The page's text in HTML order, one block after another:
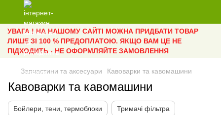
УВАГА ! НА НАШОМУ САЙТІ МОЖНА ПРИДБАТИ ТОВАР
ЛИШЕ ЗІ 100 % ПРЕДОПЛАТОЮ. ЯКЩО ВАМ ЦЕ НЕ
ПІДХОДИТЬ - НЕ ОФОРМЛЯЙТЕ ЗАМОВЛЕННЯ
Запчастини та аксесуари Кавоварки та кавомашини
Кавоварки та кавомашини
Бойлери, тени, термоблоки Тримачі фільтра